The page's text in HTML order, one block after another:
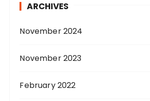
ARCHIVES
November 2024
November 2023
February 2022